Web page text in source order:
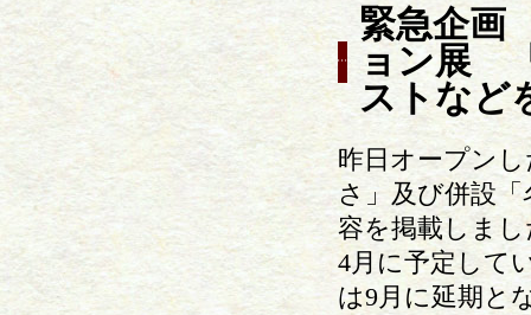
緊急企
ョン展
ストなど
昨日オープン
さ」及び併設
容を掲載しま
4月に予定して
は9月に延期と